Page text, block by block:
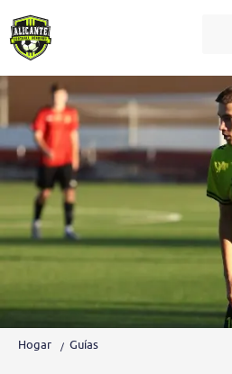
Hogar Guías